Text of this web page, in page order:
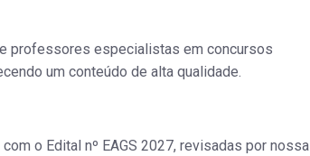
professores especialistas em concursos
um conteúdo de alta qualidade.
o Edital nº EAGS 2027, revisadas por nossa